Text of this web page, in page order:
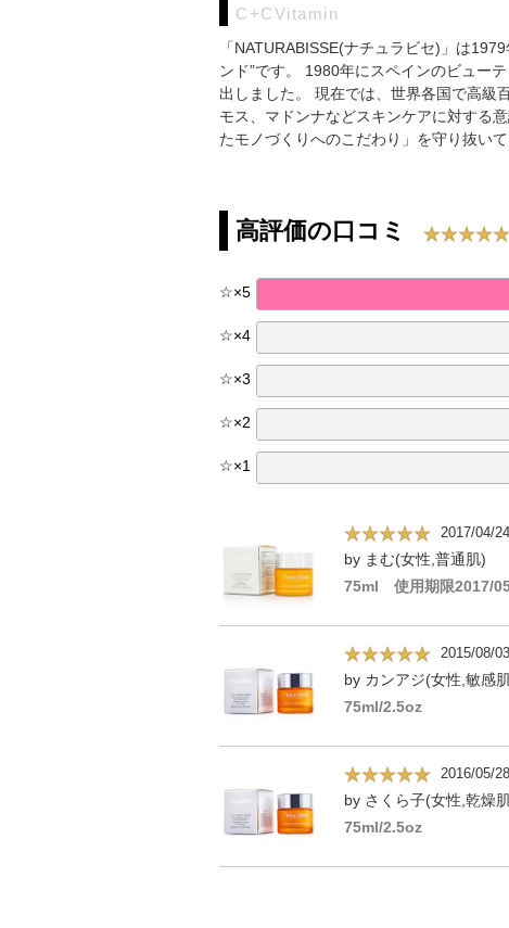
C+CVitamin
「NATURABISSE(ナチュラビセ)」は
ンド”です。 1980年にスペインのビュー
出しました。 現在では、世界各国で高級
モス、マドンナなどスキンケアに対する
たモノづくりへのこだわり」を守り抜い
高評価の口コミ
☆×5
☆×4
☆×3
☆×2
☆×1
2017/04/24
by まむ(女性,普通肌)
75ml 使用期限2017/
2015/08/03
by カンアジ(女性,敏感
75ml/2.5oz
2016/05/28
by さくら子(女性,乾燥
75ml/2.5oz